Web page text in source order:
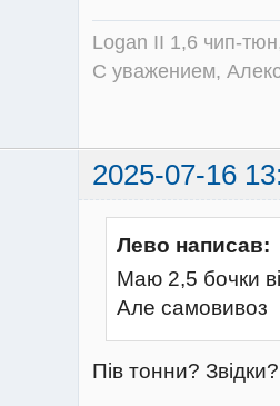
Logan II 1,6 чип-
С уважением,
2025-07-16
Лево написав:
Маю 2,5 бочки
Але самовивоз
Пів тонни?